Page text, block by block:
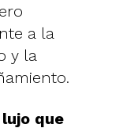
a la
y la
que